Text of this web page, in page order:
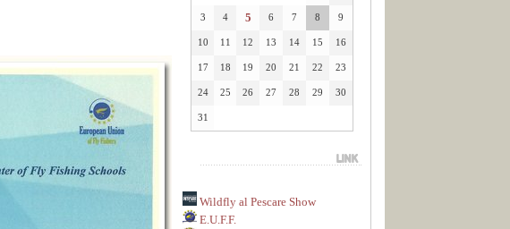
3 4 5 6 7 8 9
10 11 12 13 14 15 16
17 18 19 20 21 22 23
24 25 26 27 28 29 30
31
Wildfly al Pescare Show
E.U.F.F.